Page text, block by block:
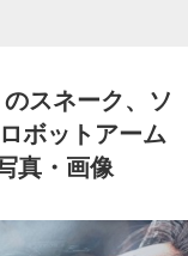
のスネーク、ソ
ボットアーム
真・画像